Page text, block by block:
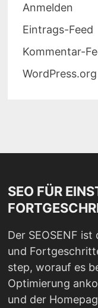
Anmelden
Eintrags-Feed
Kommentar-
WordPress.org
SEO FÜR
Der SEOSENF
und
step, worauf es
Optimierung
und der